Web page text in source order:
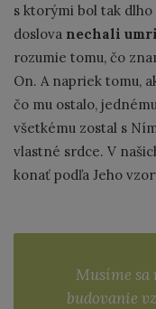
s ktorými bol tak
doslova nechali
rozumie tomu, čo
On. A napriek tomu,
čo mu ostalo,
všetkému zostal s
vlastné srdce. V
konať podľa Jeho
Musíme
budovanie